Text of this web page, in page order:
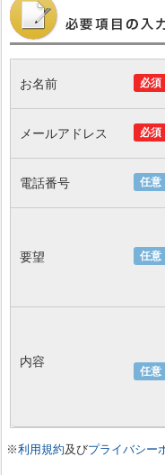
必須
お名前
必須
メールアドレス
任意
電話番号
任意
要望
任意
内容
※利用規約及びプライバシー